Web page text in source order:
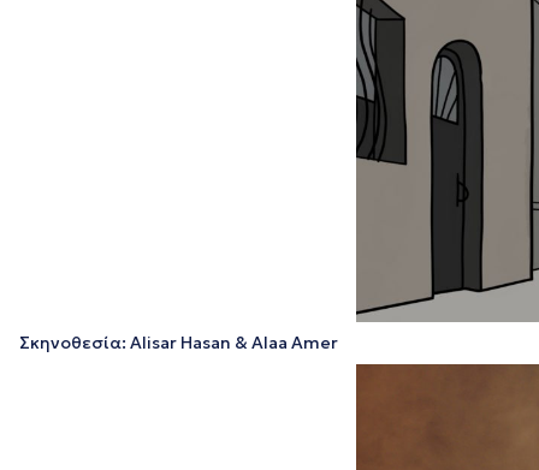
Σκηνοθεσία: Alisar Hasan & Alaa Amer